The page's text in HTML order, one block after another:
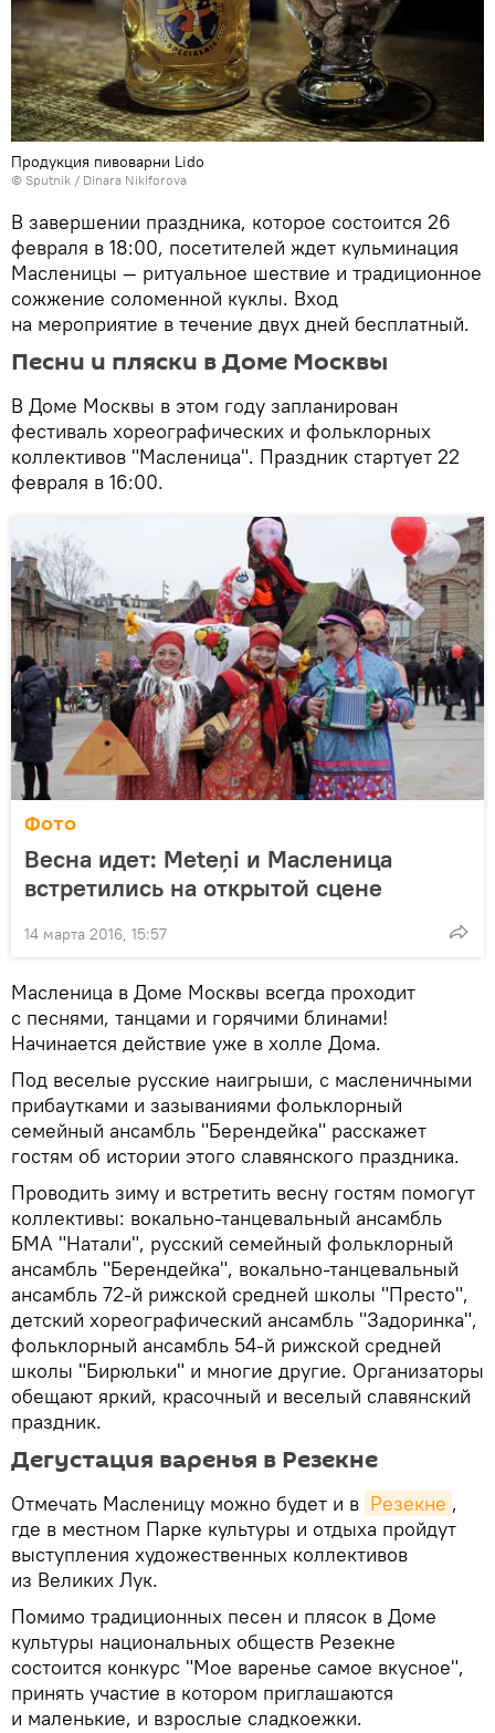
Продукция пивоварни Lido
© Sputnik / Dinara Nikiforova
В завершении праздника, которое состоится 26
февраля в 18:00, посетителей ждет кульминация
Масленицы — ритуальное шествие и традиционное
сожжение соломенной куклы. Вход
на мероприятие в течение двух дней бесплатный.
Песни и пляски в Доме Москвы
В Доме Москвы в этом году запланирован
фестиваль хореографических и фольклорных
коллективов "Масленица". Праздник стартует 22
февраля в 16:00.
Фото
Весна идет: Meteņi и Масленица
встретились на открытой сцене
14 марта 2016, 15:57
Масленица в Доме Москвы всегда проходит
с песнями, танцами и горячими блинами!
Начинается действие уже в холле Дома.
Под веселые русские наигрыши, с масленичными
прибаутками и зазываниями фольклорный
семейный ансамбль "Берендейка" расскажет
гостям об истории этого славянского праздника.
Проводить зиму и встретить весну гостям помогут
коллективы: вокально-танцевальный ансамбль
БМА "Натали", русский семейный фольклорный
ансамбль "Берендейка", вокально-танцевальный
ансамбль 72-й рижской средней школы "Престо",
детский хореографический ансамбль "Задоринка",
фольклорный ансамбль 54-й рижской средней
школы "Бирюльки" и многие другие. Организаторы
обещают яркий, красочный и веселый славянский
праздник.
Дегустация варенья в Резекне
Отмечать Масленицу можно будет и в Резекне ,
где в местном Парке культуры и отдыха пройдут
выступления художественных коллективов
из Великих Лук.
Помимо традиционных песен и плясок в Доме
культуры национальных обществ Резекне
состоится конкурс "Мое варенье самое вкусное",
принять участие в котором приглашаются
и маленькие, и взрослые сладкоежки.